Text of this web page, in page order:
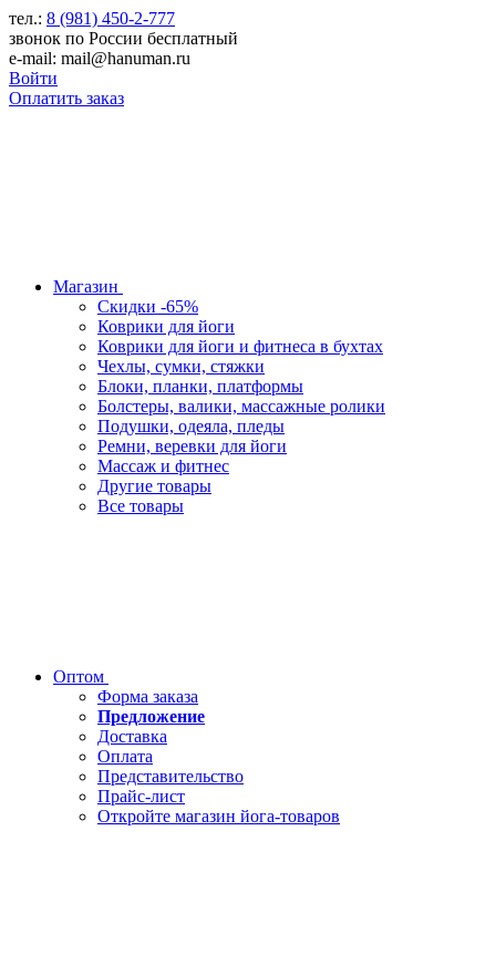
тел.: 8 (981) 450-2-777
звонок по России бесплатный
e-mail: mail@hanuman.ru
Войти
Оплатить заказ
Магазин
Скидки -65%
Коврики для йоги
Коврики для йоги и фитнеса в бухтах
Чехлы, сумки, стяжки
Блоки, планки, платформы
Болстеры, валики, массажные ролики
Подушки, одеяла, пледы
Ремни, веревки для йоги
Массаж и фитнес
Другие товары
Все товары
Оптом
Форма заказа
Предложение
Доставка
Оплата
Представительство
Прайс-лист
Откройте магазин йога-товаров